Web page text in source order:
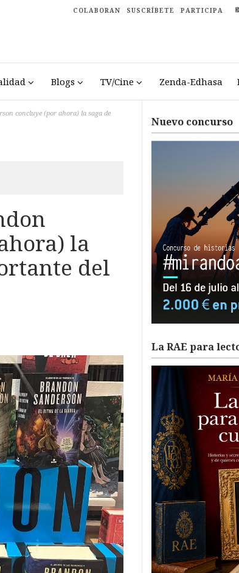
COLABORAN SUSCRÍBETE PARTICIPA
Blogs TV/Cine Zenda-Edhasa
concluye (por ahora) la saga de
la
del
Nuevo concurso
La RAE para